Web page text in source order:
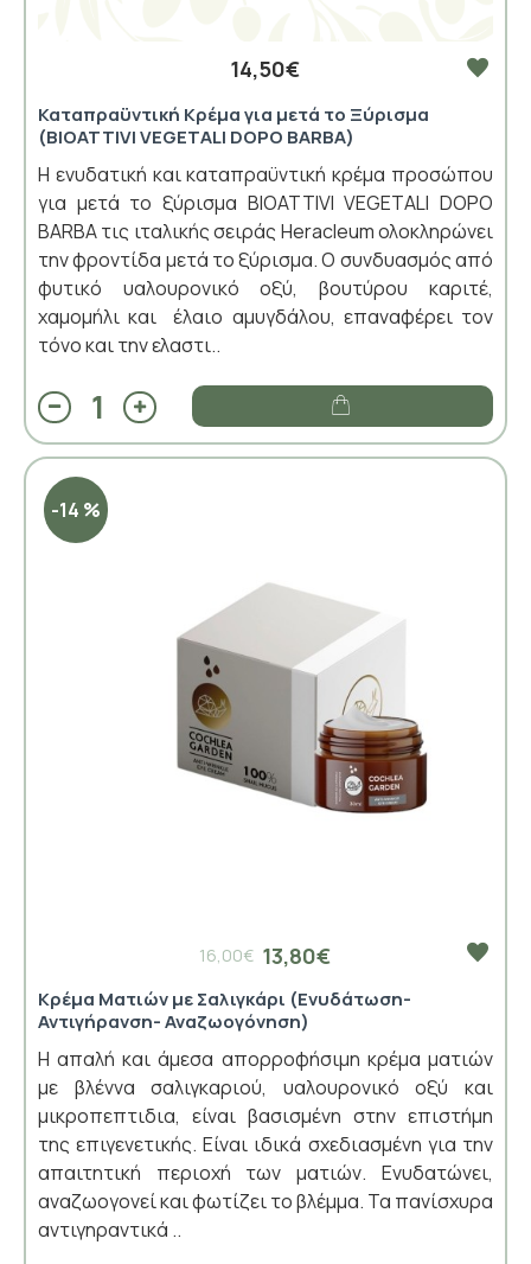
14,50€
Καταπραϋντική Κρέμα για μετά το Ξύρισμα
(BIOATTIVI VEGETALI DOPO BARBA)
Η ενυδατική και καταπραϋντική κρέμα προσώπου
για μετά το ξύρισμα BIOATTIVI VEGETALI DOPO
BARBA τις ιταλικής σειράς Heracleum ολοκληρώνει
την φροντίδα μετά το ξύρισμα. Ο συνδυασμός από
φυτικό υαλουρονικό οξύ, βουτύρου καριτέ,
χαμομήλι και έλαιο αμυγδάλου, επαναφέρει τον
τόνο και την ελαστι..
-14 %
13,80€
16,00€
Κρέμα Ματιών με Σαλιγκάρι (Ενυδάτωση-
Αντιγήρανση- Αναζωογόνηση)
Η απαλή και άμεσα απορροφήσιμη κρέμα ματιών
με βλέννα σαλιγκαριού, υαλουρονικό οξύ και
μικροπεπτιδια, είναι βασισμένη στην επιστήμη
της επιγενετικής. Είναι ιδικά σχεδιασμένη για την
απαιτητική περιοχή των ματιών. Ενυδατώνει,
αναζωογονεί και φωτίζει το βλέμμα. Τα πανίσχυρα
αντιγηραντικά ..